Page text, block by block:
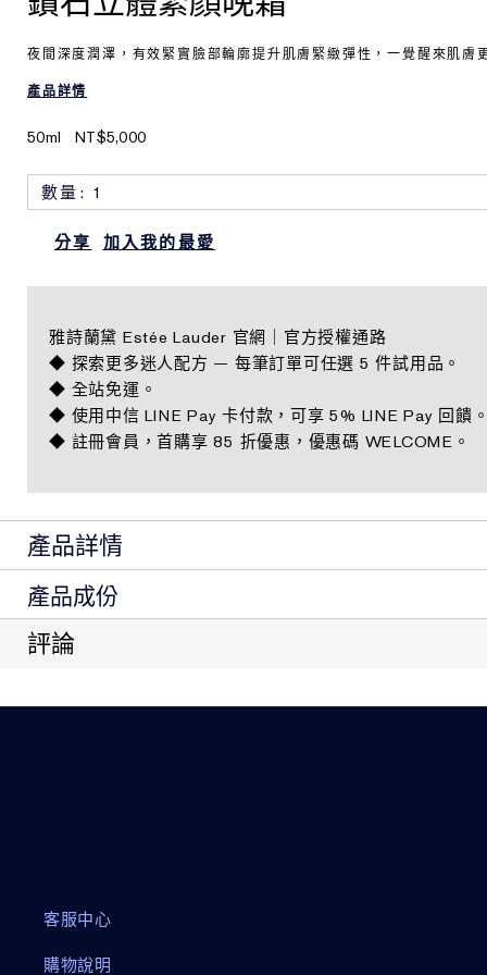
夜間深度潤澤，有效緊實臉部輪廓提升肌膚緊緻彈性，一覺醒來肌膚
產品詳情
50ml NT$5,000
分享 加入我的最愛
雅詩蘭黛 Estée Lauder 官網｜官方授權通路
◆ 探索更多迷人配方 — 每筆訂單可任選 5 件試用品。
◆ 全站免運。
◆ 使用中信 LINE Pay 卡付款，可享 5% LINE Pay 回饋。
◆ 註冊會員，首購享 85 折優惠，優惠碼 WELCOME。
產品詳情
雅詩蘭黛鑽石立體緊顏霜， 挑戰妳的肌膚極「線」運動，
新生!超好吸收的滋潤質地， 全面收緊臉部輪廓，不僅變得
產品成份
Ingredients: Water\Aqua\Eau, Caprylic/Capric/Myristic/
Cetearyl Alcohol, Glyceryl Stearate, Propanediol,
Tripeptide-2, Trehalose, Sorbitol, Glycerin, Decarboxy
Aminobutyroylvalylaminobutyric Urea Trifluoroacetate,
評論
客服中心
購物說明